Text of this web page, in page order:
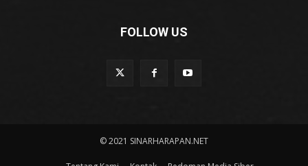
FOLLOW US
© 2021 SINARHARAPAN.NET